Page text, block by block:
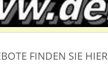
FINDEN SIE HIER